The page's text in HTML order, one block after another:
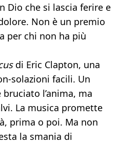
Dio che si lascia ferire e
Non è un premio
per chi non ha più
di Eric Clapton, una
solazioni facili. Un
l’anima, ma
La musica promette
prima o poi. Ma non
la smania di